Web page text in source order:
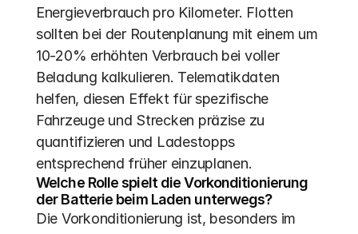
Energieverbrauch pro Kilometer. Flotten
sollten bei der Routenplanung mit einem um
10-20% erhöhten Verbrauch bei voller
Beladung kalkulieren. Telematikdaten
helfen, diesen Effekt für spezifische
Fahrzeuge und Strecken präzise zu
quantifizieren und Ladestopps
entsprechend früher einzuplanen.
Welche Rolle spielt die Vorkonditionierung
der Batterie beim Laden unterwegs?
Die Vorkonditionierung ist, besonders im